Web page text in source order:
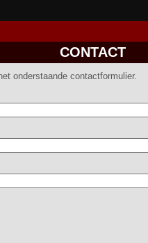
CONTACT
onderstaande contactformulier.